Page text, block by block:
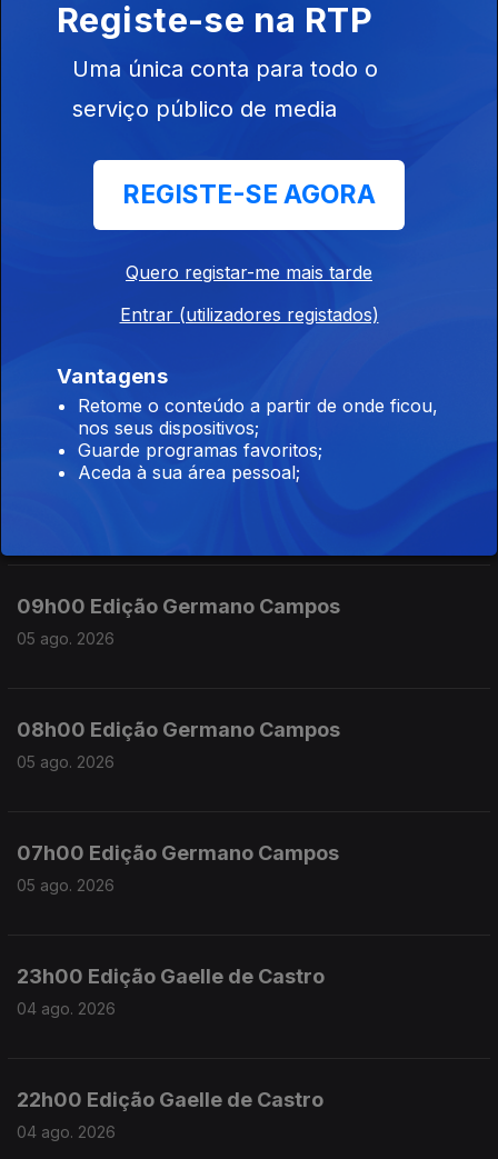
05 ago. 2026
13h00 Edição Susana Lemos
12h00 Edição Susana Lemos
10h00 Edição Germano Campos
09h00 Edição Germano Campos
05 ago. 2026
08h00 Edição Germano Campos
05 ago. 2026
07h00 Edição Germano Campos
05 ago. 2026
23h00 Edição Gaelle de Castro
04 ago. 2026
22h00 Edição Gaelle de Castro
04 ago. 2026
Registe-se na RTP
Uma única conta para todo o
serviço público de media
REGISTE-SE AGORA
Quero registar-me mais tarde
Entrar (utilizadores registados)
Vantagens
Retome o conteúdo a partir de onde ficou,
nos seus dispositivos;
Guarde programas favoritos;
Aceda à sua área pessoal;